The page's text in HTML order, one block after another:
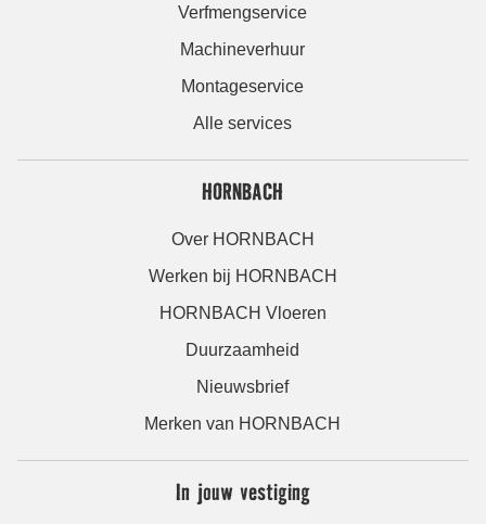
Verfmengservice
Machineverhuur
Montageservice
Alle services
HORNBACH
Over HORNBACH
Werken bij HORNBACH
HORNBACH Vloeren
Duurzaamheid
Nieuwsbrief
Merken van HORNBACH
In jouw vestiging